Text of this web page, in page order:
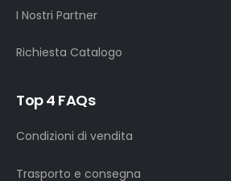
I Nostri Partner
Richiesta Catalogo
Top 4 FAQs
Condizioni di vendita
Trasporto e consegna